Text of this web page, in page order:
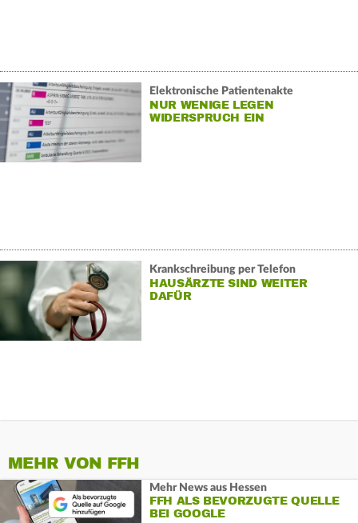
Elektronische Patientenakte
NUR WENIGE LEGEN
WIDERSPRUCH EIN
Krankschreibung per Telefon
HAUSÄRZTE SIND WEITER
DAFÜR
MEHR VON FFH
Mehr News aus Hessen
FFH ALS BEVORZUGTE QUELLE
BEI GOOGLE